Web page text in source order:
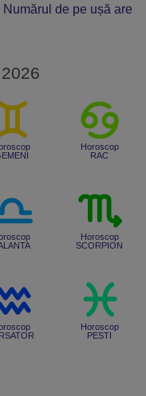
de pe ușă are
Horoscop
RAC
Horoscop
SCORPION
Horoscop
PESTI